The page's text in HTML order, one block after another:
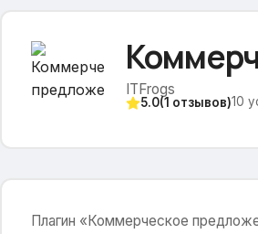
ITFrogs
5.0(1 отзывов)10
Плагин «Коммерческое